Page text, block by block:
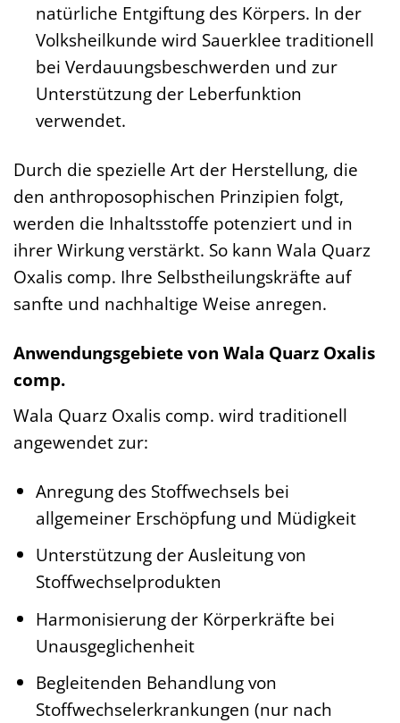
natürliche Entgiftung des Körpers. In der
Volksheilkunde wird Sauerklee traditionell
bei Verdauungsbeschwerden und zur
Unterstützung der Leberfunktion
verwendet.
Durch die spezielle Art der Herstellung, die
den anthroposophischen Prinzipien folgt,
werden die Inhaltsstoffe potenziert und in
ihrer Wirkung verstärkt. So kann Wala Quarz
Oxalis comp. Ihre Selbstheilungskräfte auf
sanfte und nachhaltige Weise anregen.
Anwendungsgebiete von Wala Quarz Oxalis
comp.
Wala Quarz Oxalis comp. wird traditionell
angewendet zur:
Anregung des Stoffwechsels bei
allgemeiner Erschöpfung und Müdigkeit
Unterstützung der Ausleitung von
Stoffwechselprodukten
Harmonisierung der Körperkräfte bei
Unausgeglichenheit
Begleitenden Behandlung von
Stoffwechselerkrankungen (nur nach